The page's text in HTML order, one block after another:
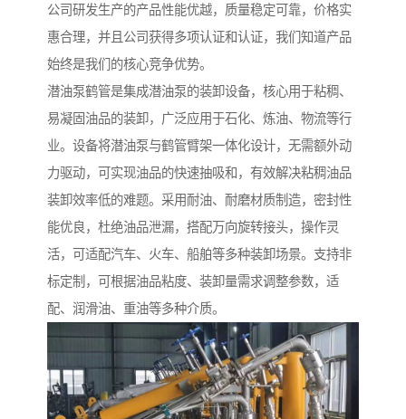
公司研发生产的产品性能优越，质量稳定可靠，价格实
惠合理，并且公司获得多项认证和认证，我们知道产品
始终是我们的核心竞争优势。
潜油泵鹤管是集成潜油泵的装卸设备，核心用于粘稠、
易凝固油品的装卸，广泛应用于石化、炼油、物流等行
业。设备将潜油泵与鹤管臂架一体化设计，无需额外动
力驱动，可实现油品的快速抽吸和，有效解决粘稠油品
装卸效率低的难题。采用耐油、耐磨材质制造，密封性
能优良，杜绝油品泄漏，搭配万向旋转接头，操作灵
活，可适配汽车、火车、船舶等多种装卸场景。支持非
标定制，可根据油品粘度、装卸量需求调整参数，适
配、润滑油、重油等多种介质。